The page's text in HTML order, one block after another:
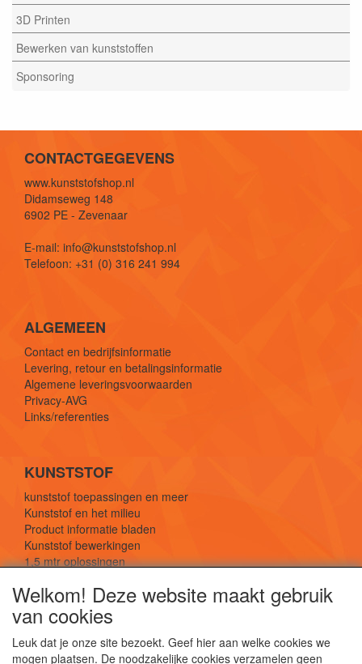
3D Printen
Bewerken van kunststoffen
Sponsoring
CONTACTGEGEVENS
www.kunststofshop.nl
Didamseweg 148
6902 PE - Zevenaar
E-mail: info@kunststofshop.nl
Telefoon: +31 (0) 316 241 994
ALGEMEEN
Contact en bedrijfsinformatie
Levering, retour en betalingsinformatie
Algemene leveringsvoorwaarden
Privacy-AVG
Links/referenties
KUNSTSTOF
kunststof toepassingen en meer
Kunststof en het milieu
Product informatie bladen
Kunststof bewerkingen
1,5 mtr oplossingen
SOCIALE MEDIA
Welkom! Deze website maakt gebruik
van cookies
Leuk dat je onze site bezoekt. Geef hier aan welke cookies we
mogen plaatsen. De noodzakelijke cookies verzamelen geen